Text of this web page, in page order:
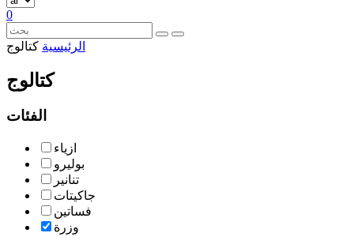
0
الرئيسية كتالوج
كتالوج
الفئات
ازياء
بوليرو
تنانير
جاكيتات
فساتين
وزرة